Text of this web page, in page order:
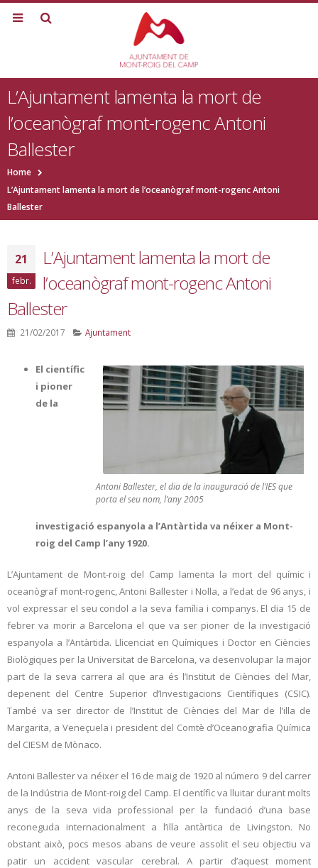
L’Ajuntament lamenta la mort de
l’oceanògraf mont-rogenc Antoni
Ballester
Home
L’Ajuntament lamenta la mort de l’oceanògraf mont-rogenc Antoni
Ballester
21
febr.
L’Ajuntament lamenta la mort de
l’oceanògraf mont-rogenc Antoni
Ballester
21/02/2017 Ajuntament
Antoni Ballester, el dia de la inauguració de l’IES que
porta el seu nom, l’any 2005
El científic
i pioner
de la
investigació espanyola a l’Antàrtida va néixer a Mont-
roig del Camp l’any 1920.
L’Ajuntament de Mont-roig del Camp lamenta la mort del químic i
oceanògraf mont-rogenc, Antoni Ballester i Nolla, a l’edat de 96 anys, i
vol expressar el seu condol a la seva família i companys. El dia 15 de
febrer va morir a Barcelona el que va ser pioner de la investigació
espanyola a l’Antàrtida. Llicenciat en Químiques i Doctor en Ciències
Biològiques per la Universitat de Barcelona, va desenvolupar la major
part de la seva carrera al que ara és l’Institut de Ciències del Mar,
depenent del Centre Superior d’Investigacions Científiques (CSIC).
També va ser director de l’Institut de Ciències del Mar de l’illa de
Margarita, a Veneçuela i president del Comtè d’Oceanografia Química
del CIESM de Mònaco.
Antoni Ballester va néixer el 16 de maig de 1920 al número 9 del carrer
de la Indústria de Mont-roig del Camp. El científic va lluitar durant molts
anys de la seva vida professional per la fundació d’una base
reconeguda internacionalment a l’illa antàrtica de Livingston. No
obstant això, pocs mesos abans de veure assolit el seu objectiu va
patir un accident vascular cerebral. A partir d’aquest moment